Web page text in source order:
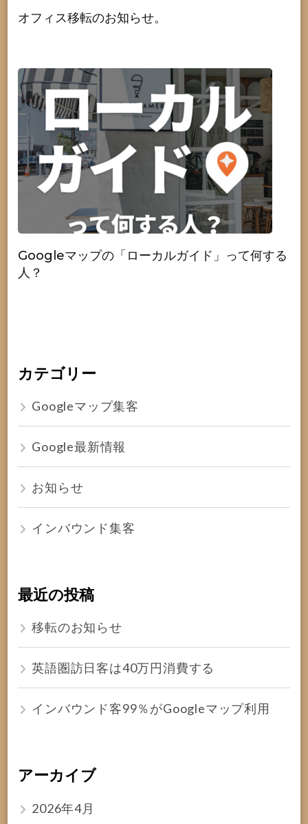
オフィス移転のお知らせ。
Googleマップの「ローカルガイド」って何する
人？
カテゴリー
Googleマップ集客
Google最新情報
お知らせ
インバウンド集客
最近の投稿
移転のお知らせ
英語圏訪日客は40万円消費する
インバウンド客99％がGoogleマップ利用
アーカイブ
2026年4月